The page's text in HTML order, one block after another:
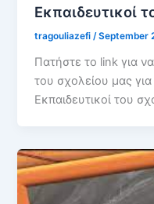
Εκπαιδευτικοί
tragouliazefi/September
Πατήστε το link για
του σχολείου μας
Εκπαιδευτικοί του